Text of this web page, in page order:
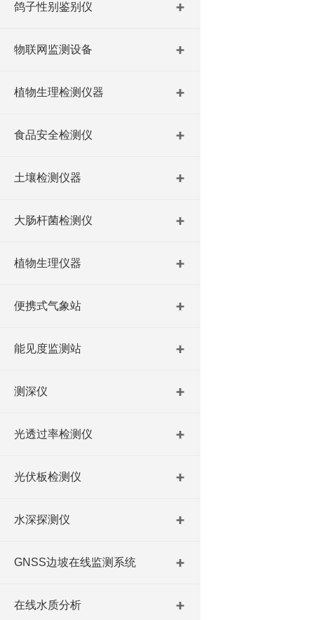
鸽子性别鉴别仪
物联网监测设备
植物生理检测仪器
食品安全检测仪
土壤检测仪器
大肠杆菌检测仪
植物生理仪器
便携式气象站
能见度监测站
测深仪
光透过率检测仪
光伏板检测仪
水深探测仪
GNSS边坡在线监测系统
在线水质分析